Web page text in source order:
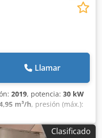
Llamar
2019, potencia: 30 kW
m³/h, presión (máx.):
Copco AQ30VSD FF
FF Año de
Bélgica Presión
Clasificado